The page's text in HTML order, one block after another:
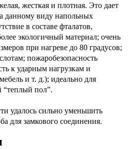
жесткая и плотная. Это дает
данному виду напольных
в составе фталатов,
экологичный материал; очень
при нагреве до 80 градусов;
пожаробезопасность
к ударным нагрузкам и
и т. д.); идеально для
“теплый пол”.
удалось сильно уменьшить
для замкового соединения.